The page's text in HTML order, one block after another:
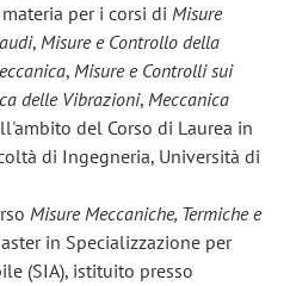
per i corsi diMisure
,Misure e Controllo della
,Misure e Controlli sui
delle Vibrazioni,Meccanica
del Corso di Laurea in
di Ingegneria, Università di
Misure Meccaniche, Termiche e
in Specializzazione per
(SIA), istituito presso